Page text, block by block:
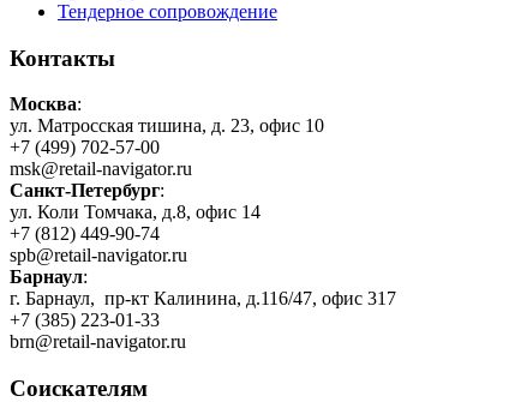
Тендерное сопровождение
Контакты
Москва:
ул. Матросская тишина, д. 23, офис 10
+7 (499) 702-57-00
msk@retail-navigator.ru
Санкт-Петербург:
ул. Коли Томчака, д.8, офис 14
+7 (812) 449-90-74
spb@retail-navigator.ru
Барнаул:
г. Барнаул, пр-кт Калинина, д.116/47, офис 317
+7 (385) 223-01-33
brn@retail-navigator.ru
Соискателям